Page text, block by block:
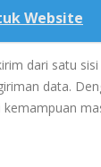
Website
dari satu sisi
data.
kemampuan